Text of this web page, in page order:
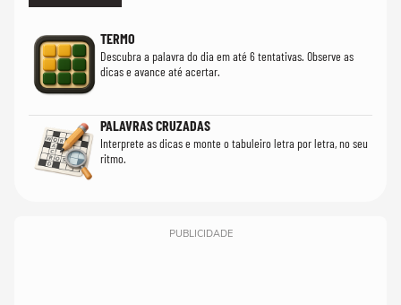
TERMO
Descubra a palavra do dia em até 6 tentativas. Observe as
dicas e avance até acertar.
PALAVRAS CRUZADAS
Interprete as dicas e monte o tabuleiro letra por letra, no seu
ritmo.
PUBLICIDADE